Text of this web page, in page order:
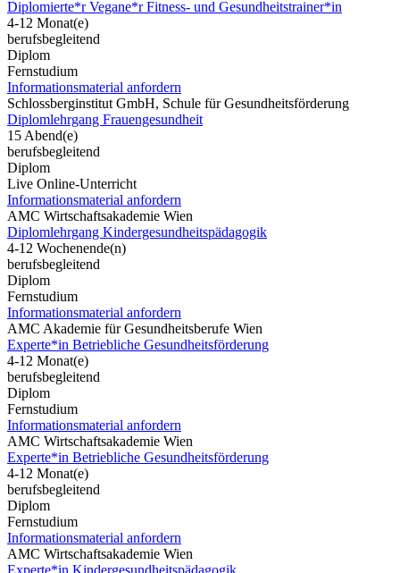
Diplomierte*r Vegane*r Fitness- und Gesundheitstrainer*in
4-12 Monat(e)
berufsbegleitend
Diplom
Fernstudium
Informationsmaterial anfordern
Schlossberginstitut GmbH, Schule für Gesundheitsförderung
Diplomlehrgang Frauengesundheit
15 Abend(e)
berufsbegleitend
Diplom
Live Online-Unterricht
Informationsmaterial anfordern
AMC Wirtschaftsakademie Wien
Diplomlehrgang Kindergesundheitspädagogik
4-12 Wochenende(n)
berufsbegleitend
Diplom
Fernstudium
Informationsmaterial anfordern
AMC Akademie für Gesundheitsberufe Wien
Experte*in Betriebliche Gesundheitsförderung
4-12 Monat(e)
berufsbegleitend
Diplom
Fernstudium
Informationsmaterial anfordern
AMC Wirtschaftsakademie Wien
Experte*in Betriebliche Gesundheitsförderung
4-12 Monat(e)
berufsbegleitend
Diplom
Fernstudium
Informationsmaterial anfordern
AMC Wirtschaftsakademie Wien
Experte*in Kindergesundheitspädagogik